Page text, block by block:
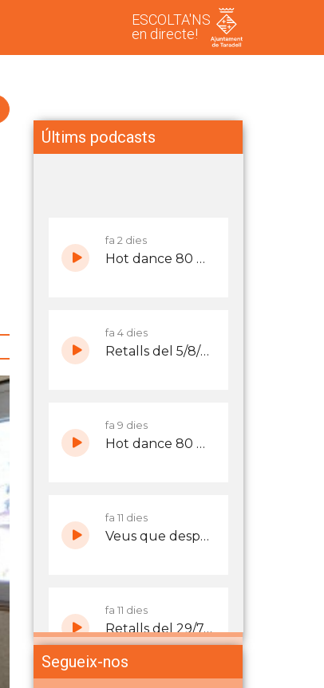
ESCOLTA'NS
en directe!
Últims podcasts
Segueix-nos